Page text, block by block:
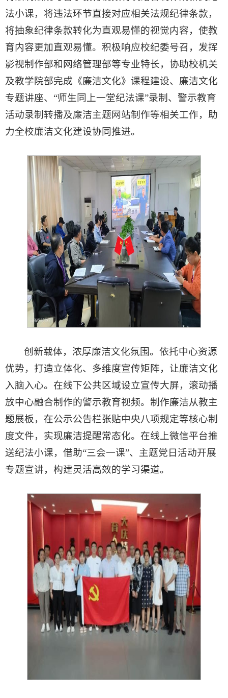
法小课，将违法环节直接对应相关法规纪律条款，
将抽象纪律条款转化为直观易懂的视觉内容，使教
育内容更加直观易懂。积极响应校纪委号召，发挥
影视制作部和网络管理部等专业特长，协助校机关
及教学院部完成《廉洁文化》课程建设、廉洁文化
专题讲座、“师生同上一堂纪法课”录制、警示教育
活动录制转播及廉洁主题网站制作等相关工作，助
力全校廉洁文化建设协同推进。
创新载体，浓厚廉洁文化氛围。依托中心资源
优势，打造立体化、多维度宣传矩阵，让廉洁文化
入脑入心。在线下公共区域设立宣传大屏，滚动播
放中心融合制作的警示教育视频。制作廉洁从教主
题展板，在公示公告栏张贴中央八项规定等核心制
度文件，实现廉洁提醒常态化。在线上微信平台推
送纪法小课，借助“三会一课”、主题党日活动开展
专题宣讲，构建灵活高效的学习渠道。